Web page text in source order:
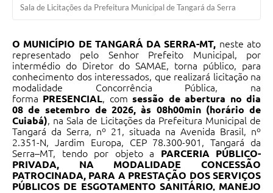
Sala de Licitações da Prefeitura Municipal de Tangará da Serra
O MUNICÍPIO DE TANGARÁ DA SERRA-MT, neste ato
representado pelo Senhor Prefeito Municipal, por
intermédio do Diretor do SAMAE, torna público, para
conhecimento dos interessados, que realizará licitação na
modalidade Concorrência Pública, na
forma PRESENCIAL, comsessão de abertura no dia
08 de setembro de 2026, às 08h00min (horário de
Cuiabá), na Sala de Licitações da Prefeitura Municipal de
Tangará da Serra, nº 21, situada na Avenida Brasil, nº
2.351-N, Jardim Europa, CEP 78.300-901, Tangará da
Serra–MT, tendo por objeto a PARCERIA PÚBLICO-
PRIVADA, NA MODALIDADE CONCESSÃO
PATROCINADA, PARA A PRESTAÇÃO DOS SERVIÇOS
PÚBLICOS DE ESGOTAMENTO SANITÁRIO, MANEJO